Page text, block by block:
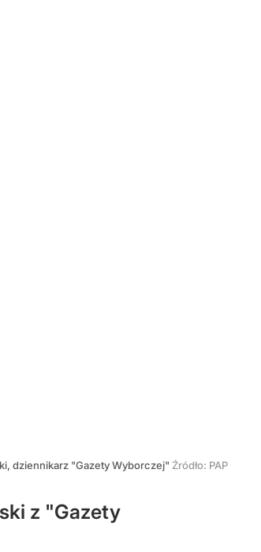
dziennikarz "Gazety Wyborczej" Źródło: PAP
z "Gazety